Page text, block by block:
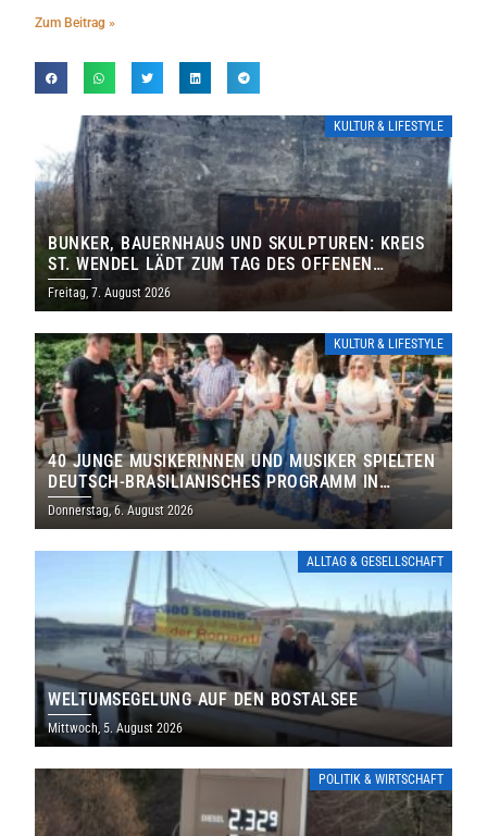
Zum Beitrag »
KULTUR & LIFESTYLE
BUNKER, BAUERNHAUS UND SKULPTUREN: KREIS
ST. WENDEL LÄDT ZUM TAG DES OFFENEN
DENKMALS EIN
Freitag, 7. August 2026
KULTUR & LIFESTYLE
40 JUNGE MUSIKERINNEN UND MUSIKER SPIELTEN
DEUTSCH-BRASILIANISCHES PROGRAMM IN
THOLEY
Donnerstag, 6. August 2026
ALLTAG & GESELLSCHAFT
WELTUMSEGELUNG AUF DEN BOSTALSEE
Mittwoch, 5. August 2026
POLITIK & WIRTSCHAFT